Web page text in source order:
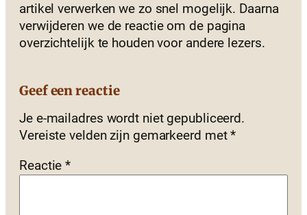
artikel verwerken we zo snel mogelijk. Daarna
verwijderen we de reactie om de pagina
overzichtelijk te houden voor andere lezers.
Geef een reactie
Je e-mailadres wordt niet gepubliceerd.
Vereiste velden zijn gemarkeerd met*
Reactie*